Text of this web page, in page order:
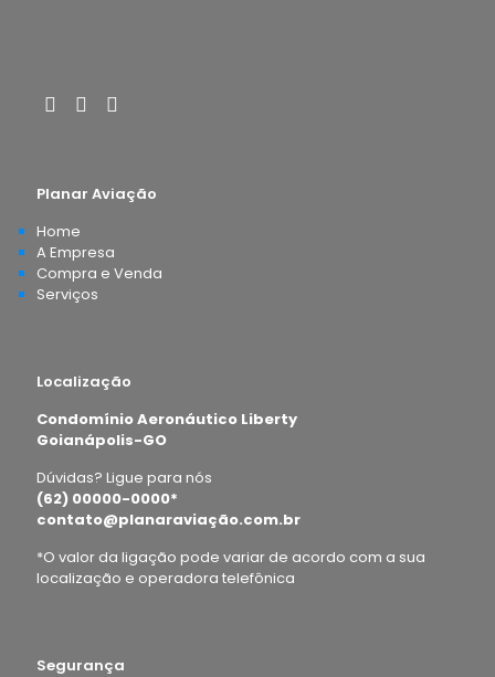
Planar Aviação
Home
A Empresa
Compra e Venda
Serviços
Localização
Condomínio Aeronáutico Liberty
Goianápolis-GO
Dúvidas? Ligue para nós
(62) 00000-0000*
contato@planaraviação.com.br
*O valor da ligação pode variar de acordo com a sua
localização e operadora telefônica
Segurança